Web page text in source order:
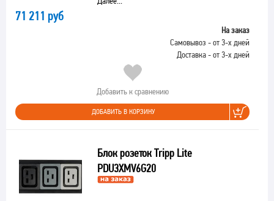
71 211 руб
На заказ
Самовывоз - от 3-х дней
Доставка - от 3-х дней
Добавить к сравнению
ДОБАВИТЬ В КОРЗИНУ
Блок розеток Tripp Lite
PDU3XMV6G20